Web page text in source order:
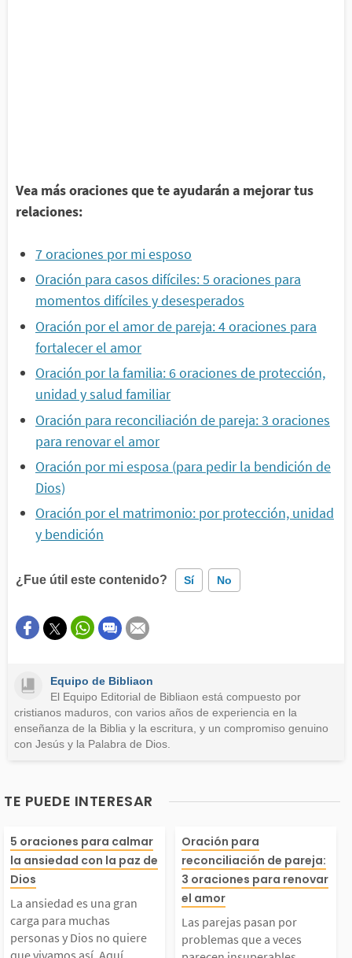
Vea más oraciones que te ayudarán a mejorar tus
relaciones:
7 oraciones por mi esposo
Oración para casos difíciles: 5 oraciones para
momentos difíciles y desesperados
Oración por el amor de pareja: 4 oraciones para
fortalecer el amor
Oración por la familia: 6 oraciones de protección,
unidad y salud familiar
Oración para reconciliación de pareja: 3 oraciones
para renovar el amor
Oración por mi esposa (para pedir la bendición de
Dios)
Oración por el matrimonio: por protección, unidad
y bendición
¿Fue útil este contenido? Sí No
Este contenido contiene información incorrecta
Otro
Equipo de Bibliaon
El Equipo Editorial de Bibliaon está compuesto por
cristianos maduros, con varios años de experiencia en la
enseñanza de la Biblia y la escritura, y un compromiso genuino
con Jesús y la Palabra de Dios.
TE PUEDE INTERESAR
ansiedad es una gr
carga para muchas
y Dios no qu
5 oraciones para calmar
la ansiedad con la paz de
Dios
La ansiedad es una gran
carga para muchas
personas y Dios no quiere
Las parejas
problemas que
parecen
Oración para
reconciliación de pareja:
3 oraciones para renovar
el amor
Las parejas pasan por
problemas que a veces